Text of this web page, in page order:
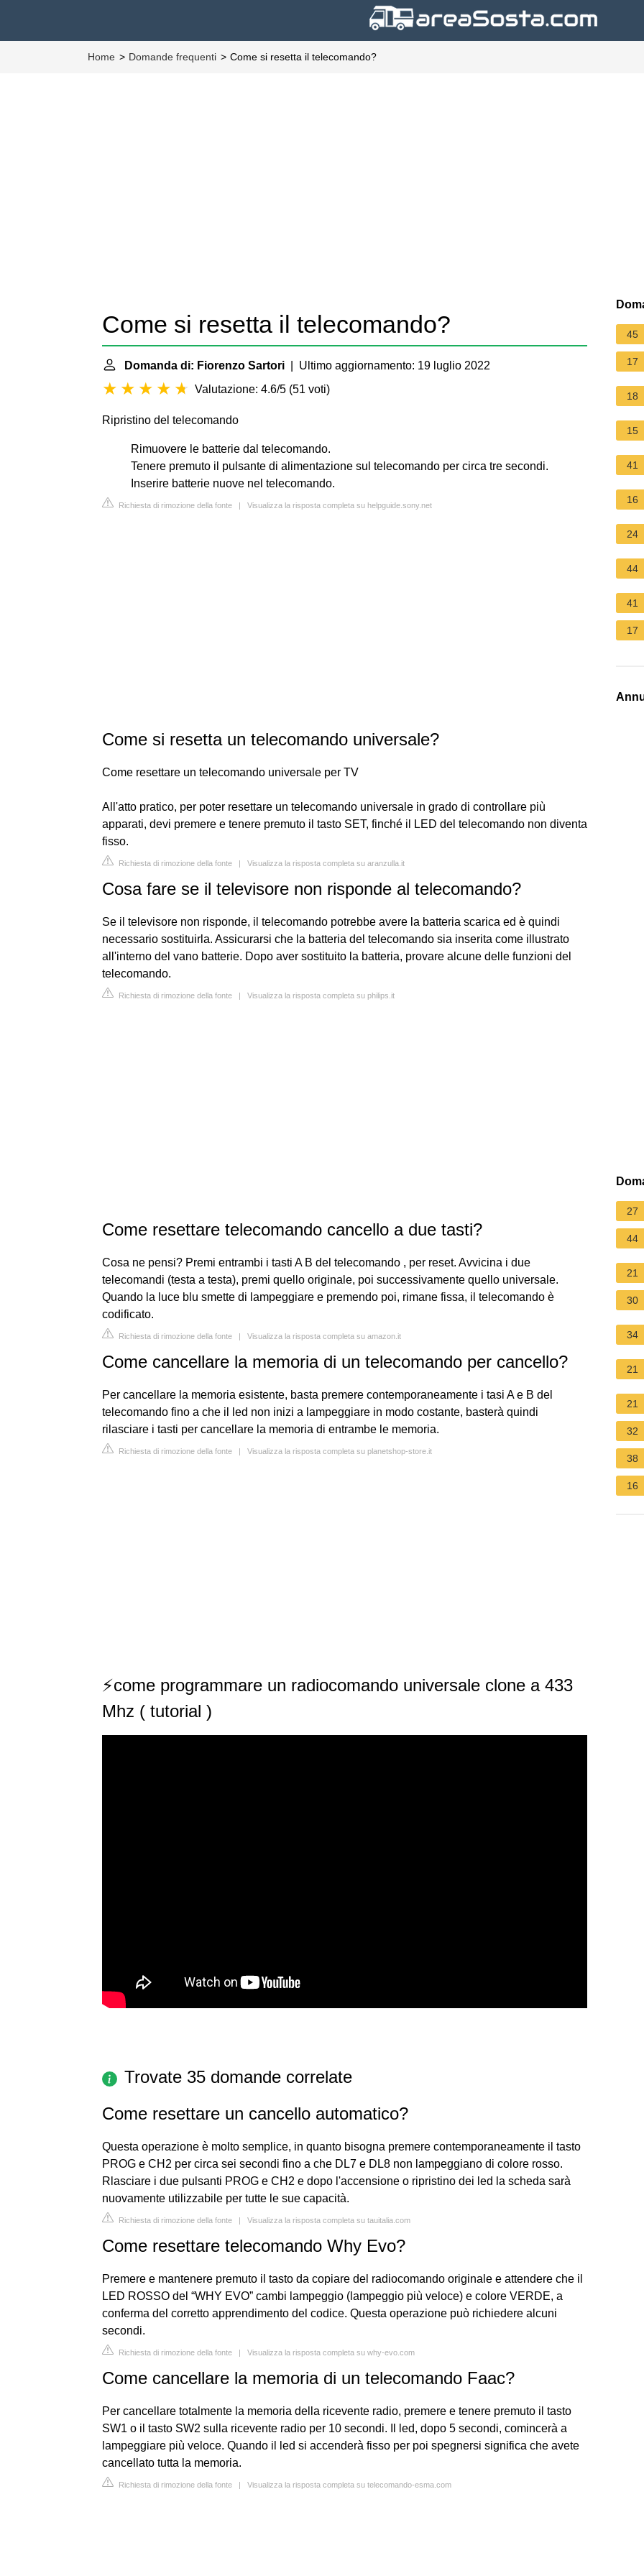
Home Domande frequenti Come si resetta il telecomando?
Come si resetta il telecomando?
Domanda di: Fiorenzo Sartori | Ultimo aggiornamento: 19 luglio 2022
Valutazione: 4.6/5 (51 voti)
Ripristino del telecomando
Rimuovere le batterie dal telecomando.
Tenere premuto il pulsante di alimentazione sul telecomando per circa tre secondi.
Inserire batterie nuove nel telecomando.
Richiesta di rimozione della fonte | Visualizza la risposta completa su helpguide.sony.net
Come si resetta un telecomando universale?
Come resettare un telecomando universale per TV
All'atto pratico, per poter resettare un telecomando universale in grado di controllare più
apparati, devi premere e tenere premuto il tasto SET, finché il LED del telecomando non diventa
fisso.
Richiesta di rimozione della fonte | Visualizza la risposta completa su aranzulla.it
Cosa fare se il televisore non risponde al telecomando?
Se il televisore non risponde, il telecomando potrebbe avere la batteria scarica ed è quindi
necessario sostituirla. Assicurarsi che la batteria del telecomando sia inserita come illustrato
all'interno del vano batterie. Dopo aver sostituito la batteria, provare alcune delle funzioni del
telecomando.
Richiesta di rimozione della fonte | Visualizza la risposta completa su philips.it
Come resettare telecomando cancello a due tasti?
Cosa ne pensi? Premi entrambi i tasti A B del telecomando , per reset. Avvicina i due
telecomandi (testa a testa), premi quello originale, poi successivamente quello universale.
Quando la luce blu smette di lampeggiare e premendo poi, rimane fissa, il telecomando è
codificato.
Richiesta di rimozione della fonte | Visualizza la risposta completa su amazon.it
Come cancellare la memoria di un telecomando per cancello?
Per cancellare la memoria esistente, basta premere contemporaneamente i tasi A e B del
telecomando fino a che il led non inizi a lampeggiare in modo costante, basterà quindi
rilasciare i tasti per cancellare la memoria di entrambe le memoria.
Richiesta di rimozione della fonte | Visualizza la risposta completa su planetshop-store.it
⚡come programmare un radiocomando universale clone a 433
Mhz ( tutorial )
Trovate 35 domande correlate
Come resettare un cancello automatico?
Questa operazione è molto semplice, in quanto bisogna premere contemporaneamente il tasto
PROG e CH2 per circa sei secondi fino a che DL7 e DL8 non lampeggiano di colore rosso.
Rlasciare i due pulsanti PROG e CH2 e dopo l'accensione o ripristino dei led la scheda sarà
nuovamente utilizzabile per tutte le sue capacità.
Richiesta di rimozione della fonte | Visualizza la risposta completa su tauitalia.com
Come resettare telecomando Why Evo?
Premere e mantenere premuto il tasto da copiare del radiocomando originale e attendere che il
LED ROSSO del “WHY EVO” cambi lampeggio (lampeggio più veloce) e colore VERDE, a
conferma del corretto apprendimento del codice. Questa operazione può richiedere alcuni
secondi.
Richiesta di rimozione della fonte | Visualizza la risposta completa su why-evo.com
Come cancellare la memoria di un telecomando Faac?
Per cancellare totalmente la memoria della ricevente radio, premere e tenere premuto il tasto
SW1 o il tasto SW2 sulla ricevente radio per 10 secondi. Il led, dopo 5 secondi, comincerà a
lampeggiare più veloce. Quando il led si accenderà fisso per poi spegnersi significa che avete
cancellato tutta la memoria.
Richiesta di rimozione della fonte | Visualizza la risposta completa su telecomando-esma.com
45
17
18
15
41
16
24
44
41
17
27
44
21
30
34
21
21
32
38
16